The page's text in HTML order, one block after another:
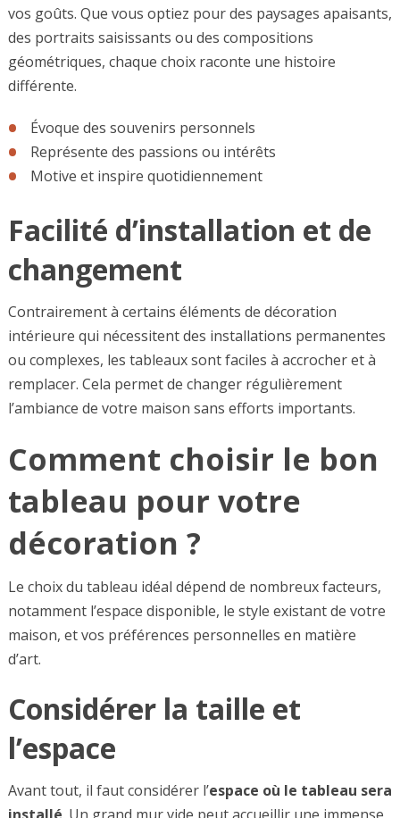
vos goûts. Que vous optiez pour des paysages apaisants,
des portraits saisissants ou des compositions
géométriques, chaque choix raconte une histoire
différente.
Évoque des souvenirs personnels
Représente des passions ou intérêts
Motive et inspire quotidiennement
Facilité d’installation et de
changement
Contrairement à certains éléments de décoration
intérieure qui nécessitent des installations permanentes
ou complexes, les tableaux sont faciles à accrocher et à
remplacer. Cela permet de changer régulièrement
l’ambiance de votre maison sans efforts importants.
Comment choisir le bon
tableau pour votre
décoration ?
Le choix du tableau idéal dépend de nombreux facteurs,
notamment l’espace disponible, le style existant de votre
maison, et vos préférences personnelles en matière
d’art.
Considérer la taille et
l’espace
Avant tout, il faut considérer l’espace où le tableau sera